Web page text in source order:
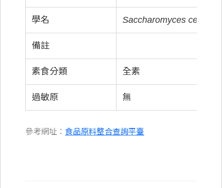
學名 Saccharomyces
備註
素食分類 全素
過敏原 無
參考網址： 食品原料整合查詢平臺